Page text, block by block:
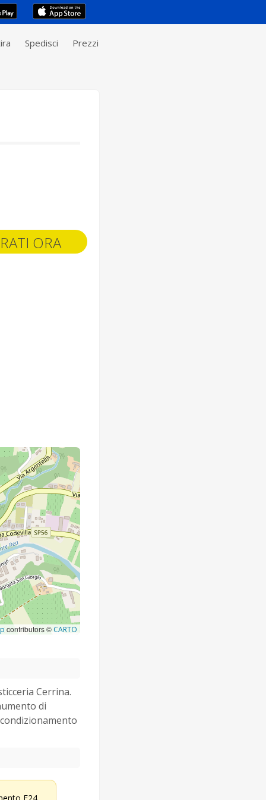
Spedisci Prezzi
ORA
contributors ©CARTO
Cerrina.
di
F24